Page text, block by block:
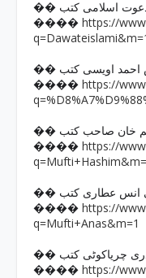
دعوت اسلامی کتب
���� https://
احمد اویسی کتب
���� https://
خان صاحب کتب
���� https://
انس عطاری کتب
���� https://
q=Mufti+Anas&m=1
چریاکوٹی کتب
���� https://